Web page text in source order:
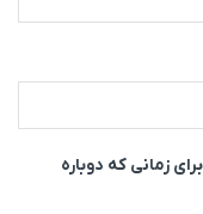
زمانی که دوباره